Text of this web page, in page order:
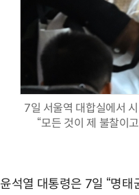
7일 서울역 대합실에서
“모든 것이 제 불찰이
윤석열 대통령은 7일 “명태